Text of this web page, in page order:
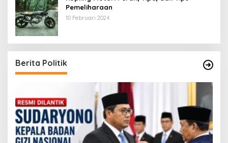
Pemeliharaan
10 Februari 2024
Berita Politik